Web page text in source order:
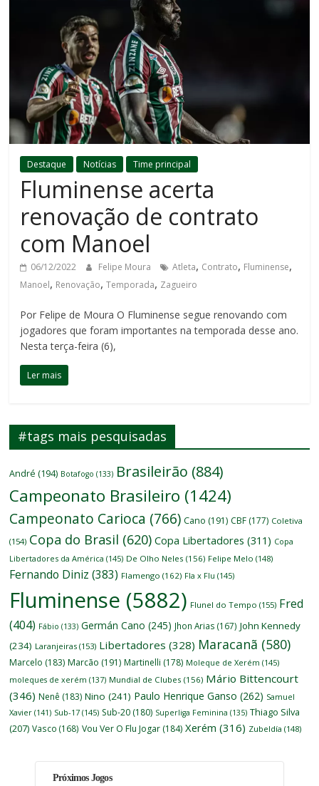
Destaque Notícias Time principal
Fluminense acerta
renovação de contrato
com Manoel
06/12/2022 Felipe Moura Atleta, Contrato, Fluminense,
Manoel, Renovação,Temporada, Zagueiro
Por Felipe de Moura O Fluminense segue renovando com
jogadores que foram importantes na temporada desse ano.
Nesta terça-feira (6),
Ler mais
#tags mais pesquisadas
André (194) Botafogo (133) Brasileirão (884)
Campeonato Brasileiro (1424)
Campeonato Carioca (766) Cano (191) CBF (177) Coletiva
(154) Copa do Brasil (620) Copa Libertadores (311) Copa
Libertadores da América (145) De Olho Neles (156) Felipe Melo (148)
Fernando Diniz (383) Flamengo (162) Fla x Flu (145)
Fluminense (5882) Flunel do Tempo (155) Fred
(404) Fábio (133) Germán Cano (245) Jhon Arias (167) John Kennedy
(234) Laranjeiras (153) Libertadores (328) Maracanã (580)
Marcelo (183) Marcão (191) Martinelli (178) Moleque de Xerém (145)
moleques de xerém (137) Mundial de Clubes (156) Mário Bittencourt
(346) Nenê (183) Nino (241) Paulo Henrique Ganso (262) Samuel
Xavier (141) Sub-17 (145) Sub-20 (180) Superliga Feminina (135) Thiago Silva
(207) Vasco (168) Vou Ver O Flu Jogar (184) Xerém (316) Zubeldía (148)
Próximos Jogos